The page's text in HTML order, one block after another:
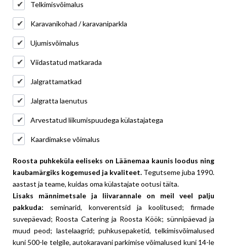
Telkimisvõimalus
Karavanikohad / karavaniparkla
Ujumisvõimalus
Viidastatud matkarada
Jalgrattamatkad
Jalgratta laenutus
Arvestatud liikumispuudega külastajatega
Kaardimakse võimalus
Roosta puhkeküla eeliseks on Läänemaa kaunis loodus ning
kaubamärgiks kogemused ja kvaliteet. Tegutseme juba 1990.
aastast ja teame, kuidas oma külastajate ootusi täita.
Lisaks männimetsale ja liivarannale on meil veel palju
pakkuda: seminarid, konverentsid ja koolitused; firmade
suvepäevad; Roosta Catering ja Roosta Köök; sünnipäevad ja
muud peod; lastelaagrid; puhkusepaketid, telkimisvõimalused
kuni 500-le telgile, autokaravani parkimise võimalused kuni 14-le